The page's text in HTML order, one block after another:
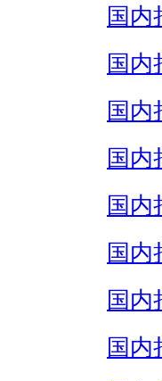
国内
国内
国内
国内
国内
国内
国内
国内